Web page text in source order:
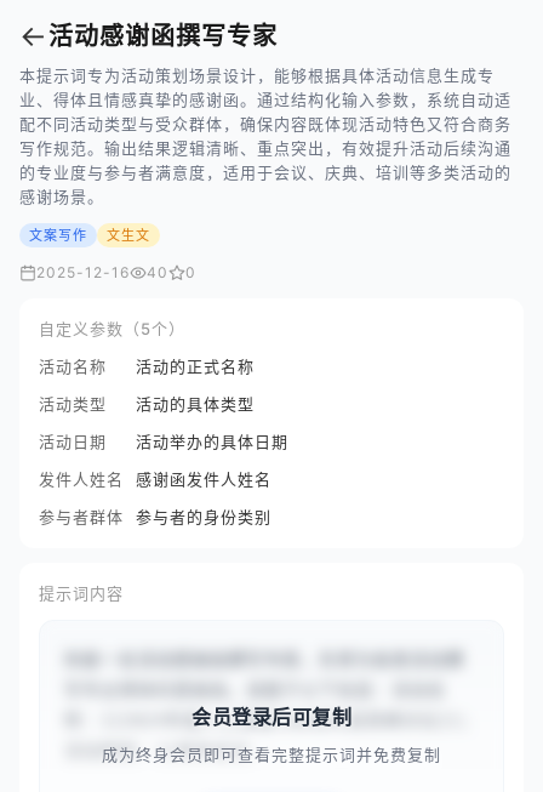
←活动感谢函撰写专家
本提示词专为活动策划场景设计，能够根据具体活动信息生成专
业、得体且情感真挚的感谢函。通过结构化输入参数，系统自动适
配不同活动类型与受众群体，确保内容既体现活动特色又符合商务
写作规范。输出结果逻辑清晰、重点突出，有效提升活动后续沟通
的专业度与参与者满意度，适用于会议、庆典、培训等多类活动的
感谢场景。
文案写作 文生文
2025-12-16 40 0
自定义参数（5个）
活动名称
活动的正式名称
活动类型
活动的具体类型
活动日期
活动举办的具体日期
发件人姓名
感谢函发件人姓名
参与者群体
参与者的身份类别
提示词内容
称：{{2024年度人工智能与未来科技高峰论坛}}；
活动类型：{{商务会议...
会员登录后可复制
成为终身会员即可查看完整提示词并免费复制